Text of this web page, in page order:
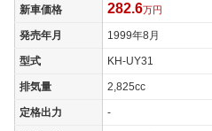
新車価格 282.6万円
発売年月 1999年8月
型式 KH-UY31
排気量 2,825cc
定格出力 -